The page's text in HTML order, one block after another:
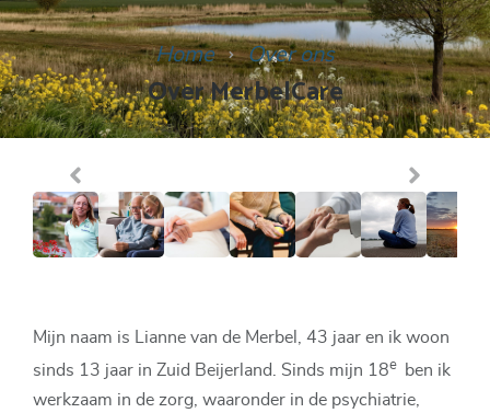
Home Over ons
Over MerbelCare
Mijn naam is Lianne van de Merbel, 43 jaar en ik woon
sinds 13 jaar in Zuid Beijerland. Sinds mijn 18e
ben ik
werkzaam in de zorg, waaronder in de psychiatrie,